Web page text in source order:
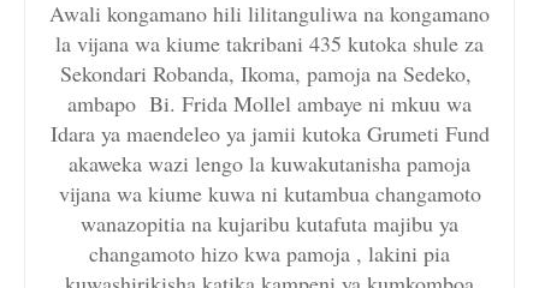
Awali kongamano hili lilitanguliwa na kongamano
la vijana wa kiume takribani 435 kutoka shule za
Sekondari Robanda, Ikoma, pamoja na Sedeko,
ambapo Bi. Frida Mollel ambaye ni mkuu wa
Idara ya maendeleo ya jamii kutoka Grumeti Fund
akaweka wazi lengo la kuwakutanisha pamoja
vijana wa kiume kuwa ni kutambua changamoto
wanazopitia na kujaribu kutafuta majibu ya
changamoto hizo kwa pamoja , lakini pia